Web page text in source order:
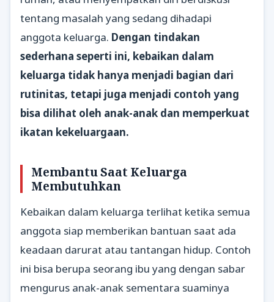
tentang masalah yang sedang dihadapi
anggota keluarga. Dengan tindakan
sederhana seperti ini, kebaikan dalam
keluarga tidak hanya menjadi bagian dari
rutinitas, tetapi juga menjadi contoh yang
bisa dilihat oleh anak-anak dan memperkuat
ikatan kekeluargaan.
Membantu Saat Keluarga
Membutuhkan
Kebaikan dalam keluarga terlihat ketika semua
anggota siap memberikan bantuan saat ada
keadaan darurat atau tantangan hidup. Contoh
ini bisa berupa seorang ibu yang dengan sabar
mengurus anak-anak sementara suaminya